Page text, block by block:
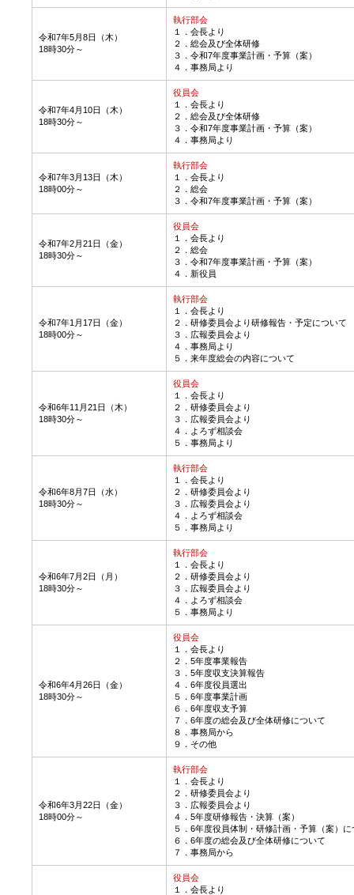
令和7年5月8日（木）
18時30分～
執行部会
１．会長より
２．総会及び全体研修
３．令和7年度事業計画・予算（案）
４．事務局より
令和7年4月10日（木）
18時30分～
役員会
１．会長より
２．総会及び全体研修
３．令和7年度事業計画・予算（案）
４．事務局より
令和7年3月13日（木）
18時00分～
執行部会
１．会長より
２．総会
３．令和7年度事業計画・予算（案）
令和7年2月21日（金）
18時30分～
役員会
１．会長より
２．総会
３．令和7年度事業計画・予算（案）
４．新役員
令和7年1月17日（金）
18時00分～
執行部会
１．会長より
２．研修委員会より研修報告・予定について
３．広報委員会より
４．事務局より
５．来年度総会の内容について
令和6年11月21日（木）
18時30分～
役員会
１．会長より
２．研修委員会より
３．広報委員会より
４．よろず相談会
５．事務局より
令和6年8月7日（水）
18時30分～
執行部会
１．会長より
２．研修委員会より
３．広報委員会より
４．よろず相談会
５．事務局より
令和6年7月2日（月）
18時30分～
執行部会
１．会長より
２．研修委員会より
３．広報委員会より
４．よろず相談会
５．事務局より
令和6年4月26日（金）
18時30分～
役員会
１．会長より
２．5年度事業報告
３．5年度収支決算報告
４．6年度役員選出
５．6年度事業計画
６．6年度収支予算
７．6年度の総会及び全体研修について
８．事務局から
９．その他
令和6年3月22日（金）
18時00分～
執行部会
１．会長より
２．研修委員会より
３．広報委員会より
４．5年度研修報告・決算（案）
５．6年度役員体制・研修計画・予算（案）に
６．6年度の総会及び全体研修について
７．事務局から
役員会
１．会長より